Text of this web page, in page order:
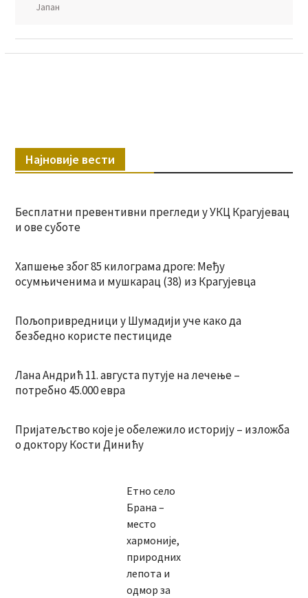
Јапан
Најновије вести
Бесплатни превентивни прегледи у УКЦ Крагујевац
и ове суботе
Хапшење због 85 килограма дроге: Међу
осумњиченима и мушкарац (38) из Крагујевца
Пољопривредници у Шумадији уче како да
безбедно користе пестициде
Лана Андрић 11. августа путује на лечење –
потребно 45.000 евра
Пријатељство које је обележило историју – изложба
о доктору Кости Динићу
Етно село
Брана –
место
хармоније,
природних
лепота и
одмор за